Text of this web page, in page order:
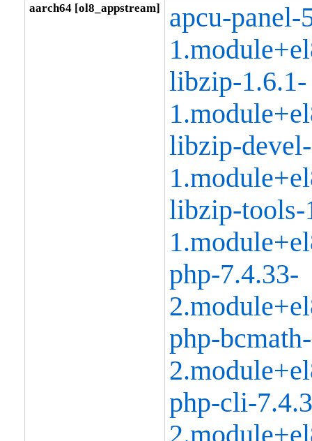
aarch64 [ol8_appstream]
apcu-panel-
libzip-1.6.1-
libzip-
libzip-tools-
php-7.4.33-
php-
php-cli-